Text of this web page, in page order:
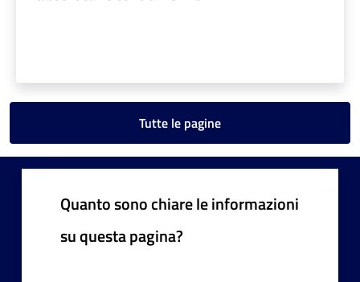
Tutte le pagine
Quanto sono chiare le informazioni
su questa pagina?